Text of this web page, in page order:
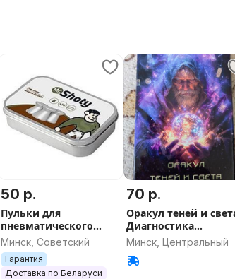
50 р.
Пульки для
пневматического
оружия кал.4,5mm Mr
Shoty Flat .177 0,58 g x
450шт
Минск, Советский
Гарантия
Доставка по Беларуси
70 р.
Оракул теней и
Диагностика
негатива.
Минск, Центральный